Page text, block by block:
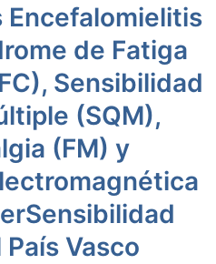
Encefalomielitis
de Fatiga
Sensibilidad
(SQM),
(FM) y
País Vasco